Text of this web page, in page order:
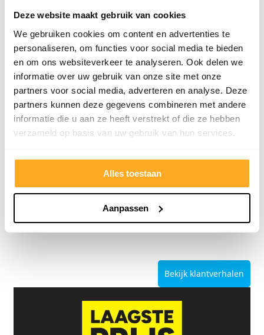
Deze website maakt gebruik van cookies
We gebruiken cookies om content en advertenties te
personaliseren, om functies voor social media te bieden
en om ons websiteverkeer te analyseren. Ook delen we
informatie over uw gebruik van onze site met onze
partners voor social media, adverteren en analyse. Deze
partners kunnen deze gegevens combineren met andere
informatie die u aan ze heeft verstrekt of die ze hebben
verzameld op basis van uw gebruik van hun services.
Alles toestaan
Aanpassen
9/10 5272 reviews
4.8/5 24.553 reviews
Bekijk klantverhalen